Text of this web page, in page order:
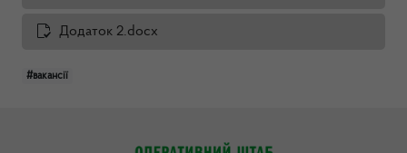
Додаток 2.docx
#вакансії